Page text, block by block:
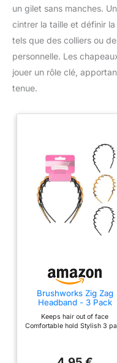
un gilet sans manches.
cintrer la taille et définir
tels que des colliers ou
personnelle. Les
jouer un rôle clé,
tenue.
Brushworks Zig Zag
Headband - 3 Pack
Keeps hair out of face
Comfortable hold Stylish 3